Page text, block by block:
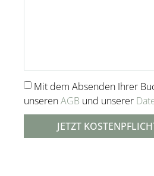
Mit dem Absenden Ihrer
unserenAGB und unserer
JETZT